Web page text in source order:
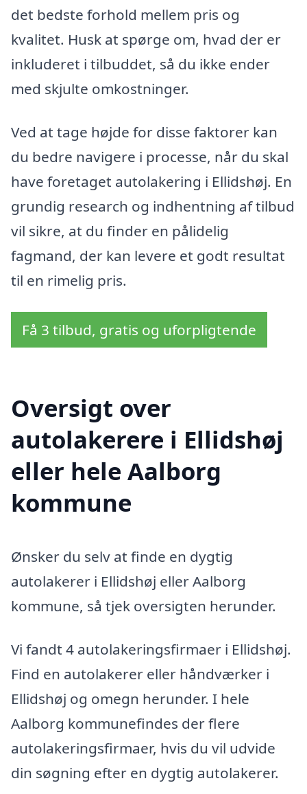
det bedste forhold mellem pris og
kvalitet. Husk at spørge om, hvad der er
inkluderet i tilbuddet, så du ikke ender
med skjulte omkostninger.
Ved at tage højde for disse faktorer kan
du bedre navigere i processe, når du skal
have foretaget autolakering i Ellidshøj. En
grundig research og indhentning af tilbud
vil sikre, at du finder en pålidelig
fagmand, der kan levere et godt resultat
til en rimelig pris.
Få 3 tilbud, gratis og uforpligtende
Oversigt over
autolakerere i Ellidshøj
eller hele Aalborg
kommune
Ønsker du selv at finde en dygtig
autolakerer i Ellidshøj eller Aalborg
kommune, så tjek oversigten herunder.
Vi fandt 4 autolakeringsfirmaer i Ellidshøj.
Find en autolakerer eller håndværker i
Ellidshøj og omegn herunder. I hele
Aalborg kommunefindes der flere
autolakeringsfirmaer, hvis du vil udvide
din søgning efter en dygtig autolakerer.